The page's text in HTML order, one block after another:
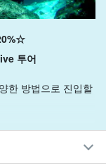
투어
한 방법으로 진입할